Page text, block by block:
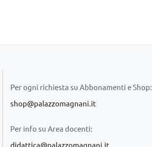
Per ogni richiesta su Abbonamenti e Shop:
shop@palazzomagnani.it
Per info su Area docenti:
didattica@palazzomagnani.it